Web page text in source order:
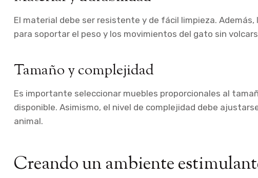
El material debe ser resistente y de fácil limpieza.
para soportar el peso y los movimientos del gato sin
Tamaño y complejidad
Es importante seleccionar muebles proporcionales al
disponible. Asimismo, el nivel de complejidad debe
animal.
Creando un ambiente